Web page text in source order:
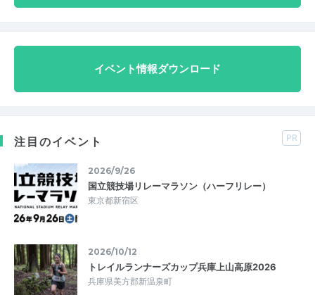
イベント情報ダウンロード
注目のイベント PR
2026/9/26
国立競技場リレーマラソン（ハーフリレー）
東京都新宿区
2026/10/12
トレイルランナーズカップ兵庫上山高原2026
兵庫県美方郡新温泉町